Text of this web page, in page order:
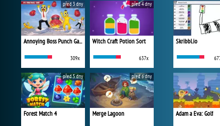
Annoying Boss Punch Game
309x
před 3 dny
Witch Craft Potion Sort
637x
před 4 dny
Forest Match 4
před 5 dny
Merge Lagoon
před 6 dny
Skribbl.io
Adam a Eva: Golf